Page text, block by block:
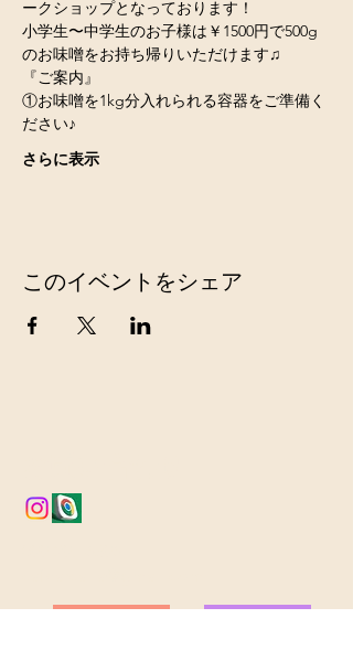
ークショップとなっております！
小学生〜中学生のお子様は￥1500円で500g
のお味噌をお持ち帰りいただけます♫
『ご案内』
①お味噌を1kg分入れられる容器をご準備く
ださい♪
さらに表示
このイベントをシェア